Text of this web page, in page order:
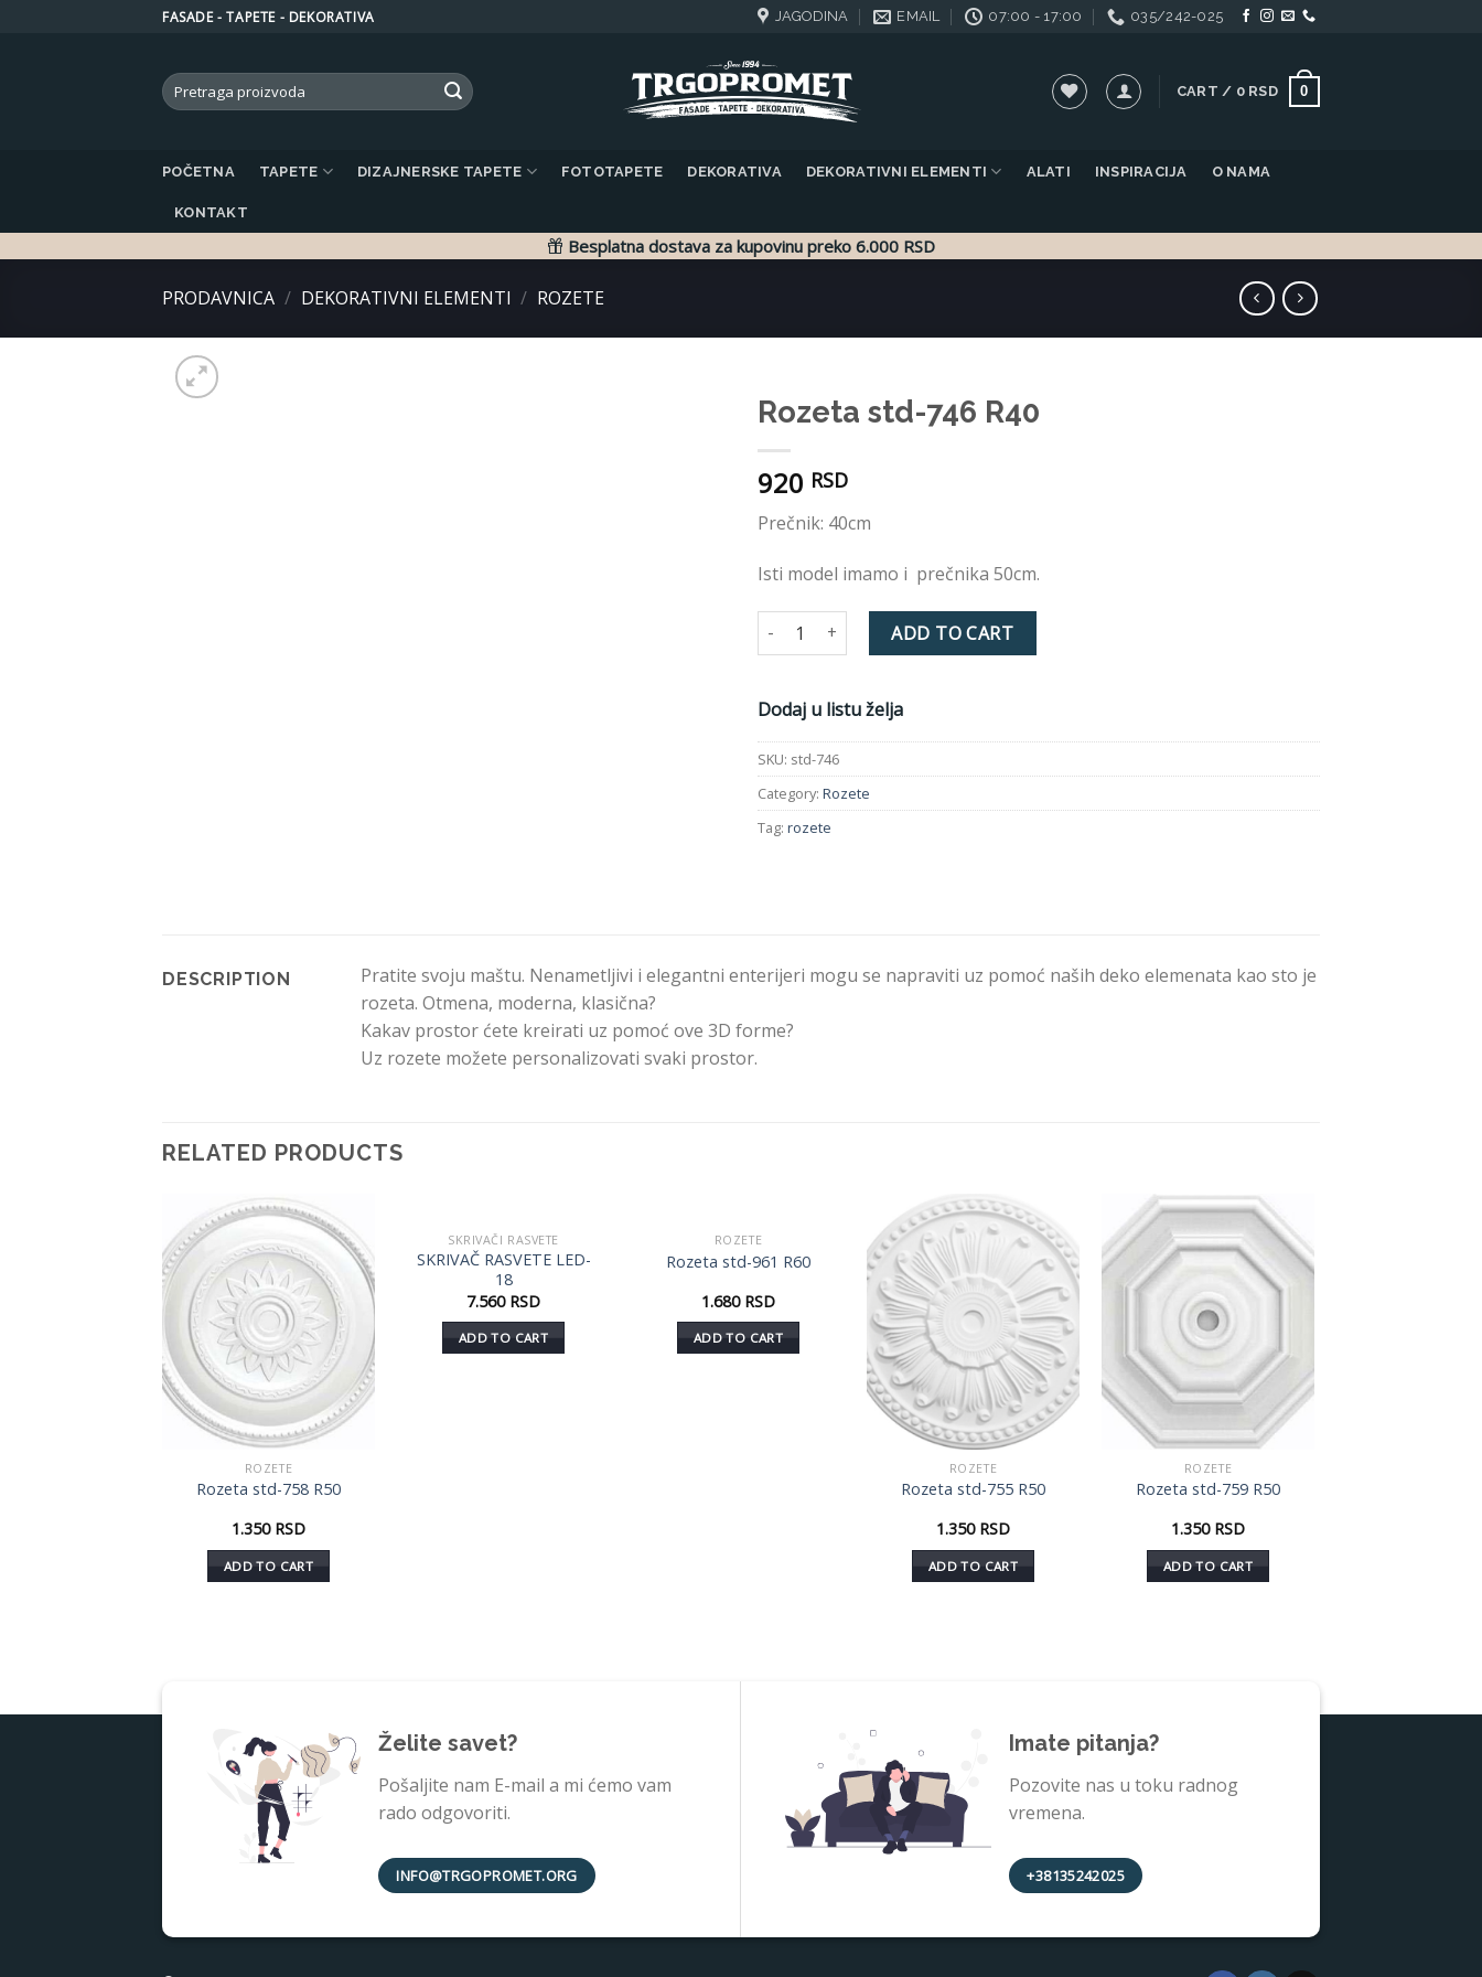
FASADE - TAPETE - DEKORATIVA JAGODINA EMAIL 07:00 - 17:00 035/242-025
Search
for:
CART / 0 RSD 0
POČETNA TAPETE DIZAJNERSKE TAPETE FOTOTAPETE DEKORATIVA DEKORATIVNI ELEMENTI ALATI INSPIRACIJA O NAMA
KONTAKT
Besplatna dostava za kupovinu preko 6.000 RSD
PRODAVNICA / DEKORATIVNI ELEMENTI / ROZETE
Rozeta std-746 R40
920 RSD
Prečnik: 40cm
Isti model imamo i prečnika 50cm.
Rozeta std-746 R40 quantity
ADD TO CART
Dodaj u listu želja
SKU: std-746
Category: Rozete
Tag: rozete
DESCRIPTION
Pratite svoju maštu. Nenametljivi i elegantni enterijeri mogu se napraviti uz pomoć naših deko elemenata kao sto je
rozeta. Otmena, moderna, klasična?
Kakav prostor ćete kreirati uz pomoć ove 3D forme?
Uz rozete možete personalizovati svaki prostor.
RELATED PRODUCTS
Dodaj
u listu
želja
ROZETE
Rozeta std-758 R50
1.350 RSD
ADD TO CART
Dodaj
u listu
SKRIVAČI RASVETE
SKRIVAČ RASVETE LED-
18
7.560 RSD
ADD TO CART
Dodaj
u listu
ROZETE
Rozeta std-961 R60
1.680 RSD
ADD TO CART
Dodaj
u listu
želja
ROZETE
Rozeta std-755 R50
1.350 RSD
ADD TO CART
Dodaj
u listu
želja
ROZETE
Rozeta std-759 R50
1.350 RSD
ADD TO CART
Želite savet?
Pošaljite nam E-mail a mi ćemo vam
rado odgovoriti.
INFO@TRGOPROMET.ORG
Imate pitanja?
Pozovite nas u toku radnog
vremena.
+38135242025